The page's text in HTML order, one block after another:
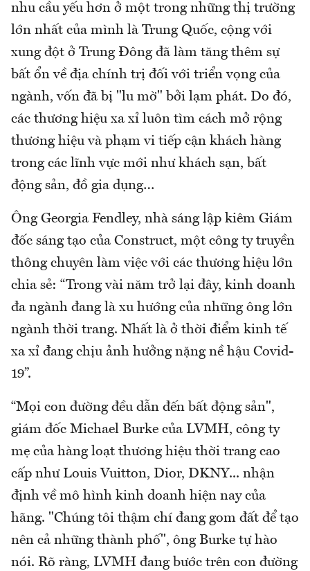
nhu cầu yếu hơn ở một trong những thị trường
lớn nhất của mình là Trung Quốc, cộng với
xung đột ở Trung Đông đã làm tăng thêm sự
bất ổn về địa chính trị đối với triển vọng của
ngành, vốn đã bị "lu mờ" bởi lạm phát. Do đó,
các thương hiệu xa xỉ luôn tìm cách mở rộng
thương hiệu và phạm vi tiếp cận khách hàng
trong các lĩnh vực mới như khách sạn, bất
động sản, đồ gia dụng…
Ông Georgia Fendley, nhà sáng lập kiêm Giám
đốc sáng tạo của Construct, một công ty truyền
thông chuyên làm việc với các thương hiệu lớn
chia sẻ: “Trong vài năm trở lại đây, kinh doanh
đa ngành đang là xu hướng của những ông lớn
ngành thời trang. Nhất là ở thời điểm kinh tế
xa xỉ đang chịu ảnh hưởng nặng nề hậu Covid-
19”.
“Mọi con đường đều dẫn đến bất động sản",
giám đốc Michael Burke của LVMH, công ty
mẹ của hàng loạt thương hiệu thời trang cao
cấp như Louis Vuitton, Dior, DKNY... nhận
định về mô hình kinh doanh hiện nay của
hãng. "Chúng tôi thậm chí đang gom đất để tạo
nên cả những thành phố", ông Burke tự hào
nói. Rõ ràng, LVMH đang bước trên con đường